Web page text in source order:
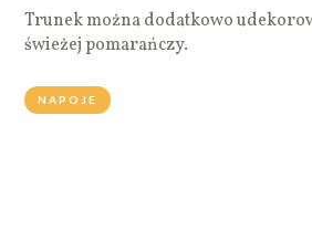
Trunek można dodatkowo
świeżej pomarańczy.
NAPOJE